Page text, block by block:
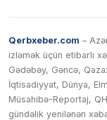
Qerbxeber.com –
izləmək üçün etibarlı
Gədəbəy, Gəncə,
İqtisadiyyat, Dünya,
Müsahibə-Reportaj,
gündəlik yenilənən